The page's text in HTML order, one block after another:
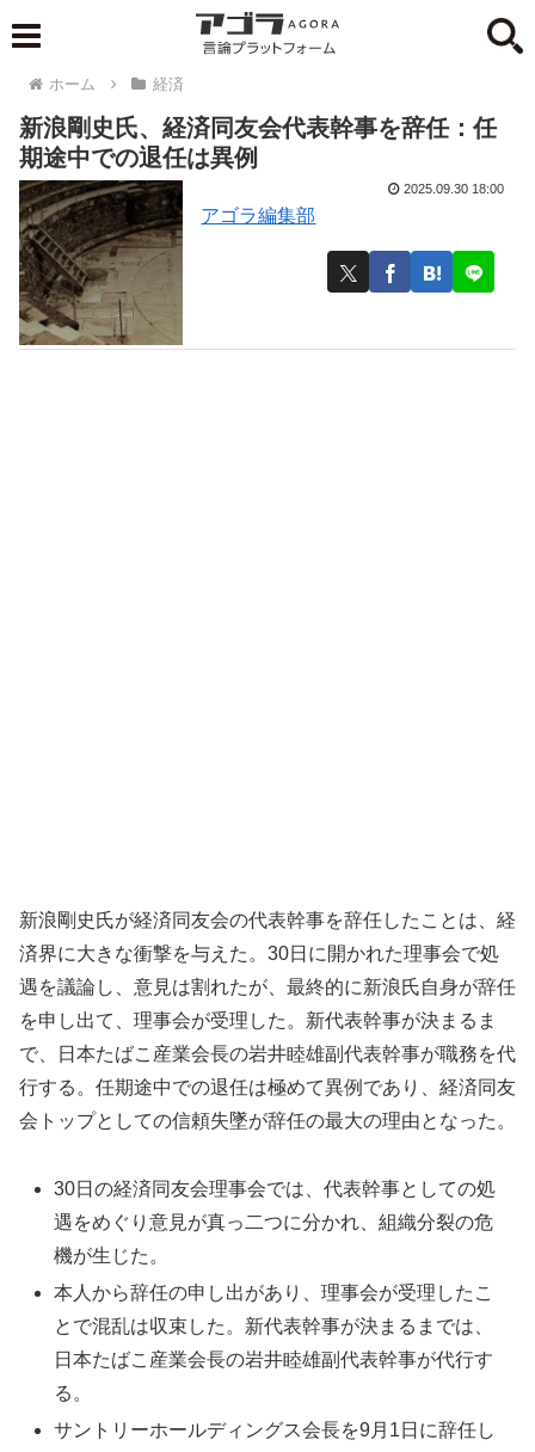
ホーム 経済
新浪剛史氏、経済同友会代表幹事を辞任：任
期途中での退任は異例
アゴラ編集部
2025.09.30 18:00
新浪剛史氏が経済同友会の代表幹事を辞任したことは、経
済界に大きな衝撃を与えた。30日に開かれた理事会で処
遇を議論し、意見は割れたが、最終的に新浪氏自身が辞任
を申し出て、理事会が受理した。新代表幹事が決まるま
で、日本たばこ産業会長の岩井睦雄副代表幹事が職務を代
行する。任期途中での退任は極めて異例であり、経済同友
会トップとしての信頼失墜が辞任の最大の理由となった。
30日の経済同友会理事会では、代表幹事としての処
遇をめぐり意見が真っ二つに分かれ、組織分裂の危
機が生じた。
本人から辞任の申し出があり、理事会が受理したこ
とで混乱は収束した。新代表幹事が決まるまでは、
日本たばこ産業会長の岩井睦雄副代表幹事が代行す
る。
サントリーホールディングス会長を9月1日に辞任し